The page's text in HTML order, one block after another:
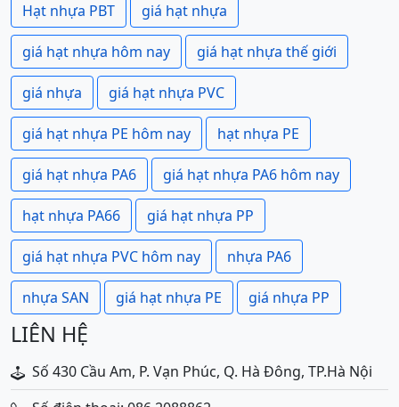
Hạt nhựa PBT giá hạt nhựa
giá hạt nhựa hôm nay giá hạt nhựa thế giới
giá nhựa giá hạt nhựa PVC
giá hạt nhựa PE hôm nay hạt nhựa PE
giá hạt nhựa PA6 giá hạt nhựa PA6 hôm nay
hạt nhựa PA66 giá hạt nhựa PP
giá hạt nhựa PVC hôm nay nhựa PA6
nhựa SAN giá hạt nhựa PE giá nhựa PP
LIÊN HỆ
Số 430 Cầu Am, P. Vạn Phúc, Q. Hà Đông, TP.Hà Nội